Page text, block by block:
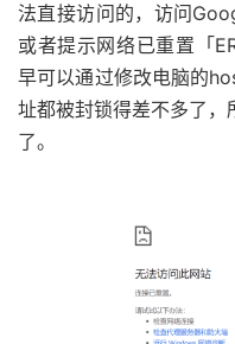
法直接访问的，访问
或者提示网络已重置「
早可以通过修改电脑的
址都被封锁得差不多了
了。